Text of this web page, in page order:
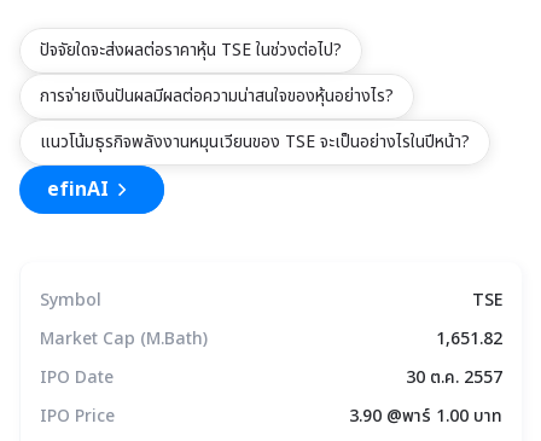
xxxxxxxxxxx xxxxxxxx xxxxxxxxxxxxxxxxxxxxxxx
xxxxxxxxxxxxxxxxxxx xxxxx
xxxxxxxxxxxxxxxxxxxxxxxxxxxxxx
ปัจจัยใดจะส่งผลต่อราคาหุ้น TSE ในช่วงต่อไป?
การจ่ายเงินปันผลมีผลต่อความน่าสนใจของหุ้นอย่างไร?
แนวโน้มธุรกิจพลังงานหมุนเวียนของ TSE จะเป็นอย่างไรในปีหน้า?
efinAI
Symbol
TSE
Market Cap (M.Bath)
1,651.82
IPO Date
30 ต.ค. 2557
IPO Price
3.90 @พาร์ 1.00 บาท